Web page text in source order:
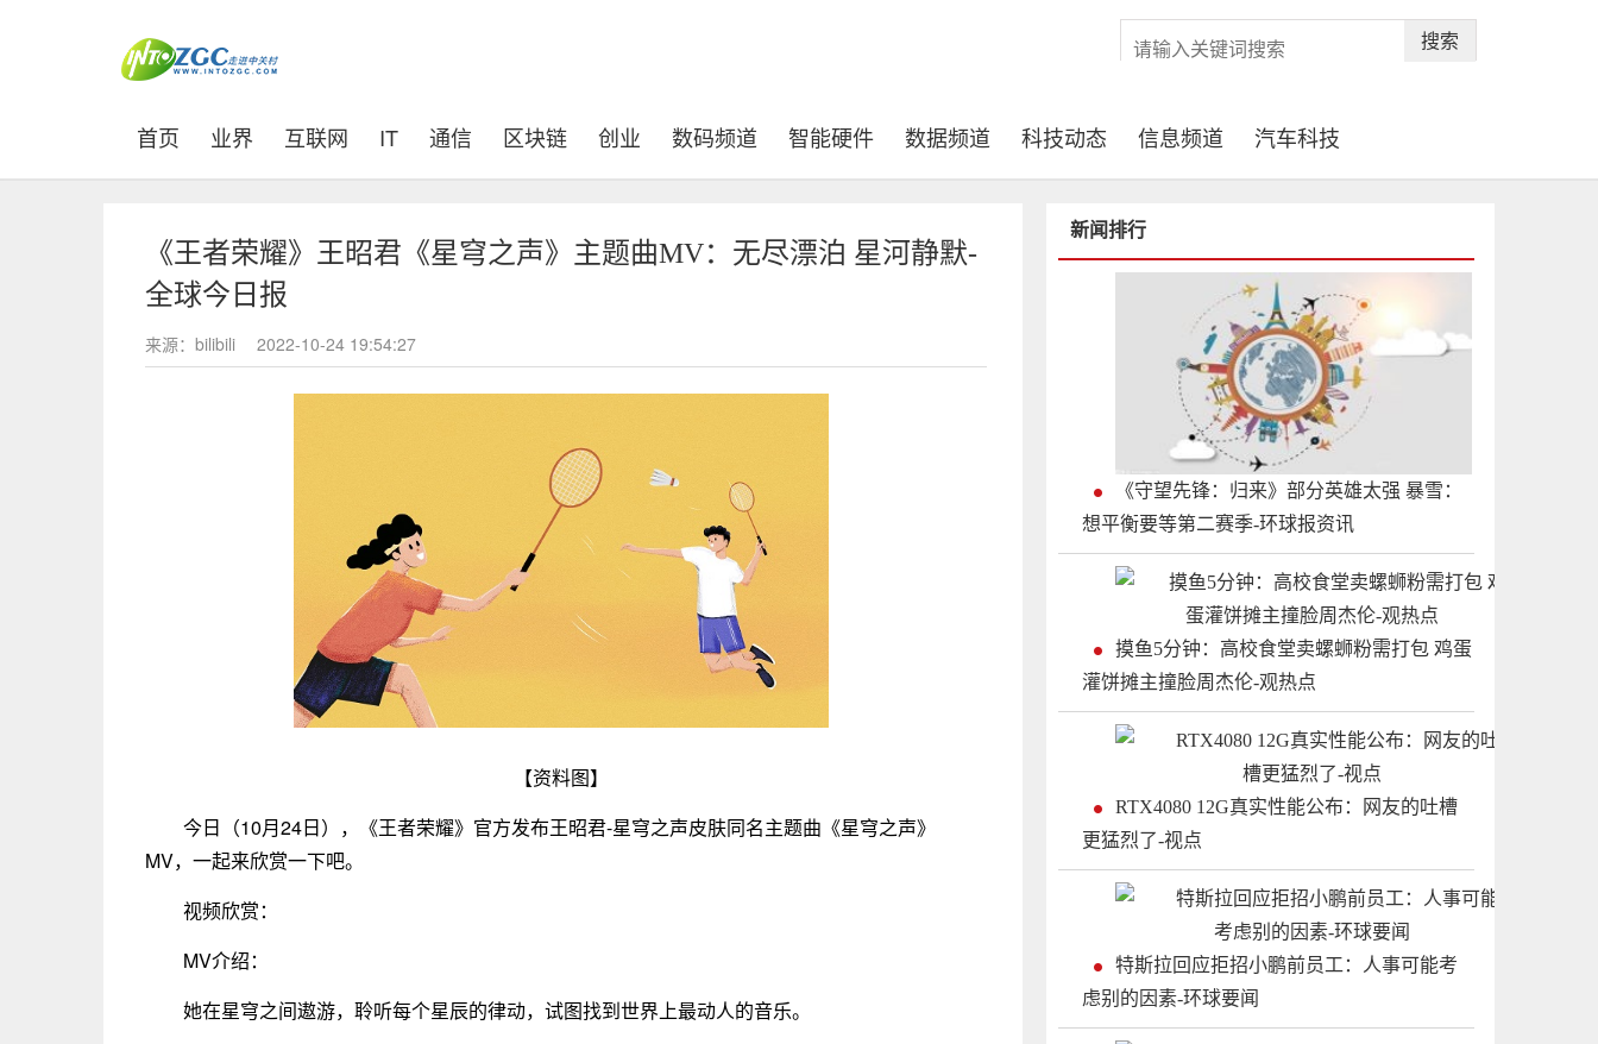
搜索
首页 (current)
业界 互联网 IT 通信 区块链 创业 数码频道 智能硬件 数据频道 科技动态 信息频道 汽车科技
《王者荣耀》王昭君《星穹之声》主题曲MV：无尽漂泊 星河静默-
全球今日报
来源：bilibili 2022-10-24 19:54:27
【资料图】
今日（10月24日），《王者荣耀》官方发布王昭君-星穹之声皮肤同名主题曲《星穹之声》
MV，一起来欣赏一下吧。
视频欣赏：
MV介绍：
她在星穹之间遨游，聆听每个星辰的律动，试图找到世界上最动人的音乐。
新闻排行
《守望先锋：归来》部分英雄太强 暴雪：
想平衡要等第二赛季-环球报资讯
摸鱼5分钟：高校食堂卖螺蛳粉需打包 鸡蛋
灌饼摊主撞脸周杰伦-观热点
RTX4080 12G真实性能公布：网友的吐槽
更猛烈了-视点
特斯拉回应拒招小鹏前员工：人事可能考
虑别的因素-环球要闻